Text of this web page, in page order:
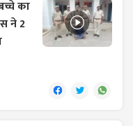
का
ने 2